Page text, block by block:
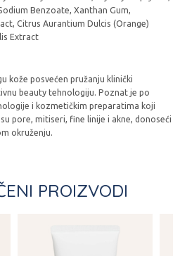
Benzoate, Xanthan Gum,
Citrus Aurantium Dulcis (Orange)
Extract
kože posvećen pružanju klinički
beauty tehnologiju. Poznat je po
i kozmetičkim preparatima koji
pore, mitiseri, fine linije i akne, donoseći
okruženju.
PROIZVODI